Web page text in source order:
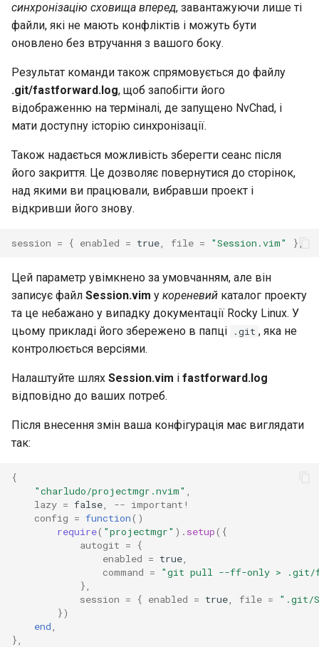
синхронізацію сховища вперед, завантажуючи лише ті
файли, які не мають конфліктів і можуть бути
оновлено без втручання з вашого боку.
Результат команди також спрямовується до файлу
.git/fastforward.log, щоб запобігти його
відображенню на терміналі, де запущено NvChad, і
мати доступну історію синхронізації.
Також надається можливість зберегти сеанс після
його закриття. Це дозволяє повернутися до сторінок,
над якими ви працювали, вибравши проект і
відкривши його знову.
session = { enabled = true, file = "Session.vim" },
Цей параметр увімкнено за умовчанням, але він
записує файл Session.vim у кореневий каталог проекту
та це небажано у випадку документації Rocky Linux. У
цьому прикладі його збережено в папці
.git , яка не
контролюється версіями.
Налаштуйте шлях Session.vim і fastforward.log
відповідно до ваших потреб.
Після внесення змін ваша конфігурація має виглядати
так:
{
"charludo/projectmgr.nvim" ,
lazy = false,
-- important!
config = function()
require( "projectmgr" ). setup({
autogit =
{
enabled = true,
command =
"git pull --ff-only > .git/
},
session = { enabled = true, file =
".git/
})
end,
},